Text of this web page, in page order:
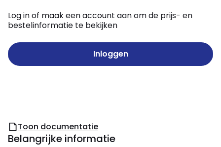
Log in of maak een account aan om de prijs- en
bestelinformatie te bekijken
Inloggen
Toon documentatie
Belangrijke informatie